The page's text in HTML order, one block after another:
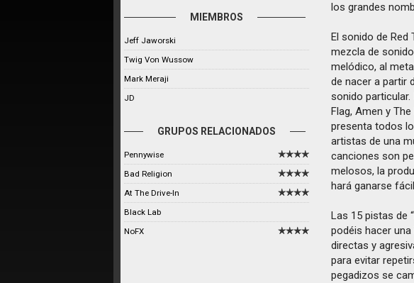
MIEMBROS
Jeff Jaworski
Twig Von Wussow
Mark Meraji
JD
GRUPOS RELACIONADOS
Pennywise
Bad Religion
At The Drive-In
Black Lab
NoFX
los grandes
El sonido de Red
mezcla de
melódico, al
de nacer a partir
sonido particular.
Flag, Amen y
presenta todos
artistas de una
canciones son
melosos, la
hará ganarse
Las 15 pistas de
podéis hacer
directas y
para evitar
pegadizos se